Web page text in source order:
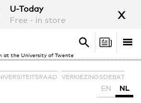
U-Today
Free - in store
x
at the University of Twente
Search
Search
VERKIEZINGSDEBAT
EN NL